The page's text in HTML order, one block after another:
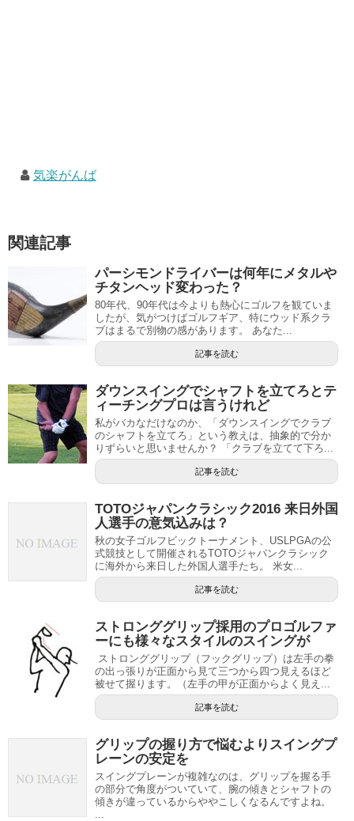
気楽がんば
関連記事
パーシモンドライバーは何年にメタルや
チタンヘッド変わった？
80年代、90年代は今よりも熱心にゴルフを観ていま
したが、気がつけばゴルフギア、特にウッド系クラ
ブはまるで別物の感があります。 あなた...
記事を読む
ダウンスイングでシャフトを立てろとテ
ィーチングプロは言うけれど
私がバカなだけなのか、「ダウンスイングでクラブ
のシャフトを立てろ」という教えは、抽象的で分か
りずらいと思いませんか？ 「クラブを立てて下ろ...
記事を読む
TOTOジャパンクラシック2016 来日外国
人選手の意気込みは？
秋の女子ゴルフビックトーナメント、USLPGAの公
式競技として開催されるTOTOジャパンクラシック
に海外から来日した外国人選手たち。 米女...
記事を読む
ストロンググリップ採用のプロゴルファ
ーにも様々なスタイルのスイングが
ストロンググリップ（フックグリップ）は左手の拳
の出っ張りが正面から見て三つから四つ見えるほど
被せて握ります。（左手の甲が正面からよく見え...
記事を読む
グリップの握り方で悩むよりスイングプ
レーンの安定を
スイングプレーンが複雑なのは、グリップを握る手
の部分で角度がついていて、腕の傾きとシャフトの
傾きが違っているからややこしくなるんですよね。
...